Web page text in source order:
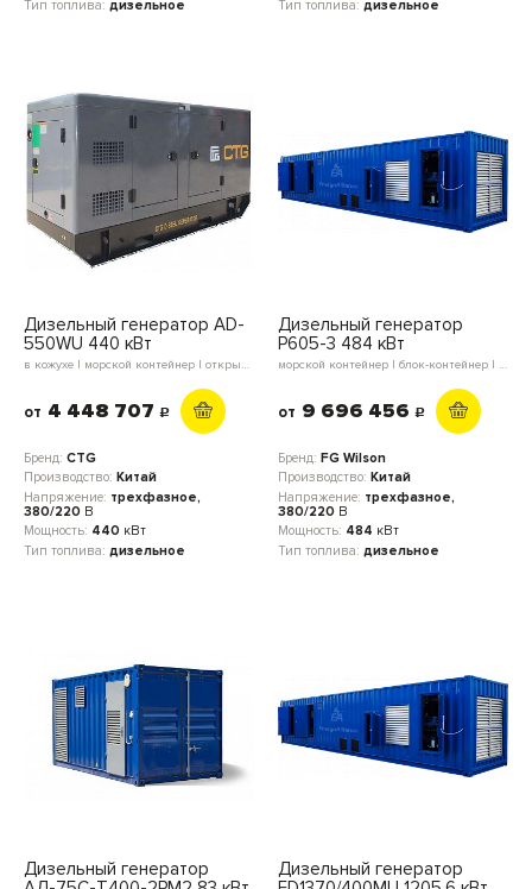
Тип топлива: дизельное Тип топлива: дизельное
Дизельный генератор AD-
550WU 440 кВт
от 4 448 707 c
Бренд: CTG
Производство: Китай
Напряжение: трехфазное,
380/220 В
Мощность: 440 кВт
Тип топлива: дизельное
Дизельный генератор
P605-3 484 кВт
от 9 696 456 c
Бренд: FG Wilson
Производство: Китай
Напряжение: трехфазное,
380/220 В
Мощность: 484 кВт
Тип топлива: дизельное
Дизельный генератор
Дизельный генератор